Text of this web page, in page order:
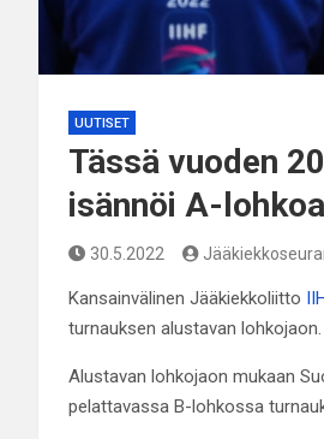
UUTISET
Tässä vuoden
isännöi A-lohkoa
30.5.2022
Kansainvälinen Jääkiekkoliitto
turnauksen alustavan
Alustavan lohkojaon mukaan
pelattavassa B-lohkossa